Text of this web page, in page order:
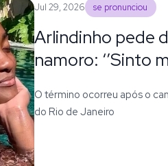
Jul 29, 2026 se pronunciou
Arlindinho pede
namoro: ‘’Sinto
O término ocorreu após o
do Rio de Janeiro